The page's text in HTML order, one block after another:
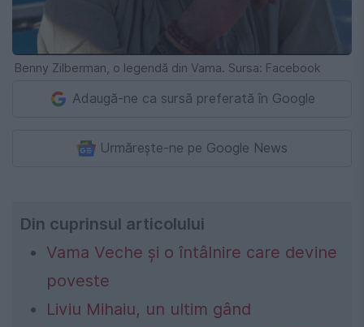
Benny Zilberman, o legendă din Vama. Sursa: Facebook
Adaugă-ne ca sursă preferată în Google
Urmărește-ne pe Google News
Din cuprinsul articolului
Vama Veche și o întâlnire care devine
poveste
Liviu Mihaiu, un ultim gând